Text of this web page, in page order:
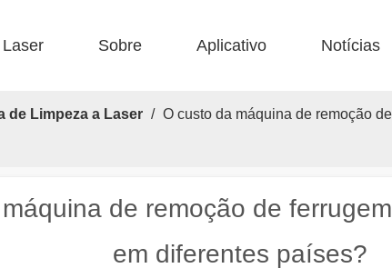
Sobre Aplicativo Notícias
de Limpeza a Laser / O custo da máquina de remoção
de remoção de
em diferentes países?